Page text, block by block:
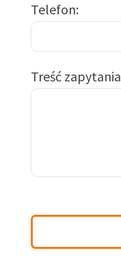
Telefon
Treść zapytania